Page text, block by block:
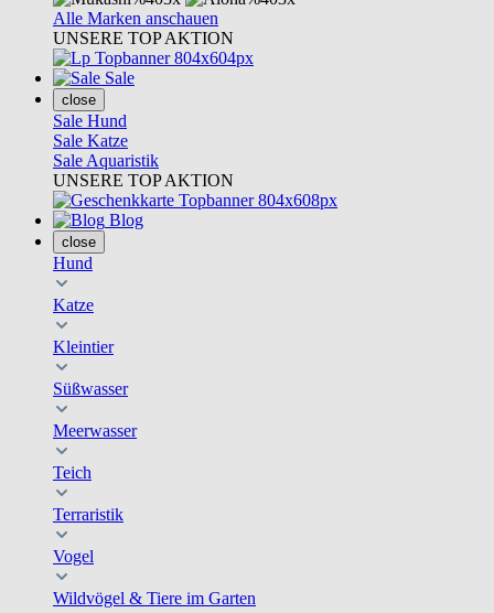
Alle Marken anschauen
UNSERE TOP AKTION
Sale
close
Sale Hund
Sale Katze
Sale Aquaristik
UNSERE TOP AKTION
Blog
close
Hund
Katze
Kleintier
Süßwasser
Meerwasser
Teich
Terraristik
Vogel
Wildvögel & Tiere im Garten